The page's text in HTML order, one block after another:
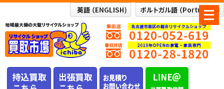
メ
ニ
ュ
ー